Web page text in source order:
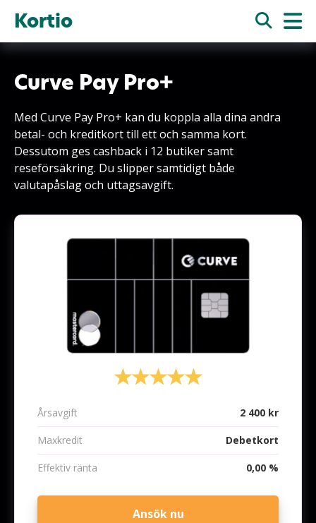
Kortio
Årsavgift 2 400 kr
Maxkredit Debetkort
Effektiv ränta 0,00 %
Ansök nu
Curve Pay Pro+
Med Curve Pay Pro+ kan du koppla alla dina andra
betal- och kreditkort till ett och samma kort.
Dessutom ges cashback i 12 butiker samt
reseförsäkring. Du slipper samtidigt både
valutapåslag och uttagsavgift.